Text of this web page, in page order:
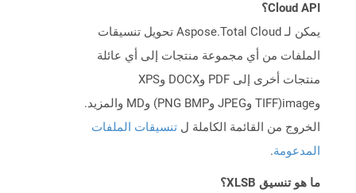
Cloud API؟
يمكن لـ Aspose.Total Cloud تحويل تنسيقات
الملفات من أي مجموعة منتجات إلى أي عائلة
منتجات أخرى إلى PDF وDOCX وXPS
وimage(TIFF وJPEG وPNG BMP) وMD والمزيد.
الخروج من القائمة الكاملة ل تنسيقات الملفات
المدعومة.
ما هو تنسيق XLSB؟